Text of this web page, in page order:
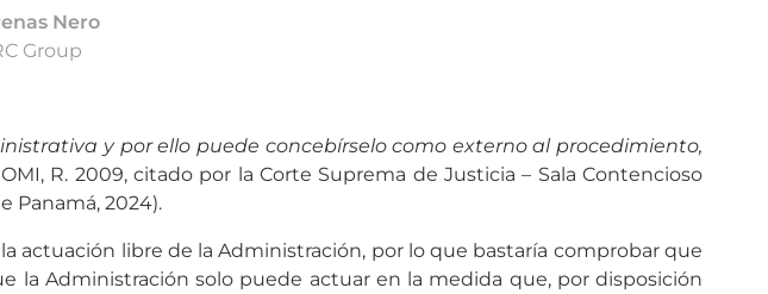
Nero
Group
y por ello puede concebírselo como externo al procedimiento,
R. 2009, citado por la Corte Suprema de Justicia – Sala Contencioso
Panamá, 2024).
actuación libre de la Administración, por lo que bastaría comprobar que
la Administración solo puede actuar en la medida que, por disposición